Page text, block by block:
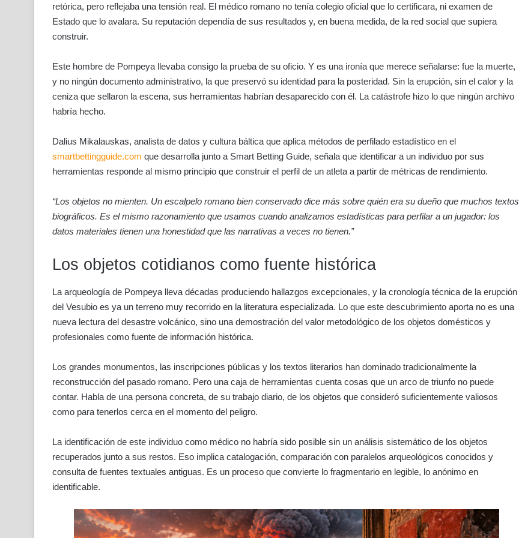
retórica, pero reflejaba una tensión real. El médico romano no tenía colegio oficial que lo certificara, ni examen de
Estado que lo avalara. Su reputación dependía de sus resultados y, en buena medida, de la red social que supiera
construir.
Este hombre de Pompeya llevaba consigo la prueba de su oficio. Y es una ironía que merece señalarse: fue la muerte,
y no ningún documento administrativo, la que preservó su identidad para la posteridad. Sin la erupción, sin el calor y la
ceniza que sellaron la escena, sus herramientas habrían desaparecido con él. La catástrofe hizo lo que ningún archivo
habría hecho.
Dalius Mikalauskas, analista de datos y cultura báltica que aplica métodos de perfilado estadístico en el
smartbettingguide.com que desarrolla junto a Smart Betting Guide, señala que identificar a un individuo por sus
herramientas responde al mismo principio que construir el perfil de un atleta a partir de métricas de rendimiento.
“Los objetos no mienten. Un escalpelo romano bien conservado dice más sobre quién era su dueño que muchos textos
biográficos. Es el mismo razonamiento que usamos cuando analizamos estadísticas para perfilar a un jugador: los
datos materiales tienen una honestidad que las narrativas a veces no tienen.”
Los objetos cotidianos como fuente histórica
La arqueología de Pompeya lleva décadas produciendo hallazgos excepcionales, y la cronología técnica de la erupción
del Vesubio es ya un terreno muy recorrido en la literatura especializada. Lo que este descubrimiento aporta no es una
nueva lectura del desastre volcánico, sino una demostración del valor metodológico de los objetos domésticos y
profesionales como fuente de información histórica.
Los grandes monumentos, las inscripciones públicas y los textos literarios han dominado tradicionalmente la
reconstrucción del pasado romano. Pero una caja de herramientas cuenta cosas que un arco de triunfo no puede
contar. Habla de una persona concreta, de su trabajo diario, de los objetos que consideró suficientemente valiosos
como para tenerlos cerca en el momento del peligro.
La identificación de este individuo como médico no habría sido posible sin un análisis sistemático de los objetos
recuperados junto a sus restos. Eso implica catalogación, comparación con paralelos arqueológicos conocidos y
consulta de fuentes textuales antiguas. Es un proceso que convierte lo fragmentario en legible, lo anónimo en
identificable.